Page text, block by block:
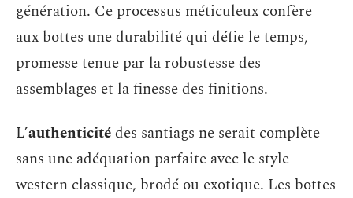
génération. Ce processus méticuleux confère
aux bottes une durabilité qui défie le temps,
promesse tenue par la robustesse des
assemblages et la finesse des finitions.
L’authenticitédes santiags ne serait complète
sans une adéquation parfaite avec le style
western classique, brodé ou exotique. Les bottes